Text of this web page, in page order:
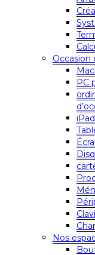
Occasion
PC
Nos